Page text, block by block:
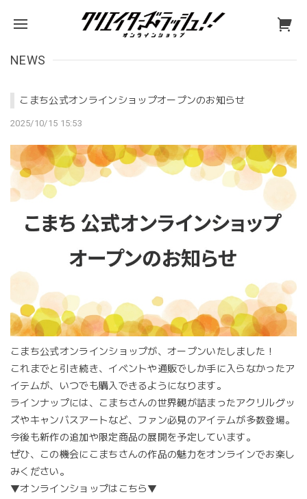
NEWS
こまち公式オンラインショップオープンのお知らせ
2025/10/15 15:53
こまち公式オンラインショップが、オープンいたしました！
これまでと引き続き、イベントや通販でしか手に入らなかったア
イテムが、いつでも購入できるようになります。
ラインナップには、こまちさんの世界観が詰まったアクリルグッ
ズやキャンバスアートなど、ファン必見のアイテムが多数登場。
今後も新作の追加や限定商品の展開を予定しています。
ぜひ、この機会にこまちさんの作品の魅力をオンラインでお楽し
みください。
▼オンラインショップはこちら▼